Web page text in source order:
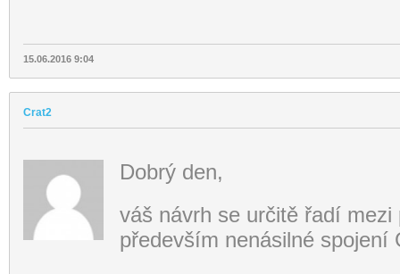
15.06.2016 9:04
Crat2
Dobrý den,
váš návrh se určitě řadí
především nenásilné